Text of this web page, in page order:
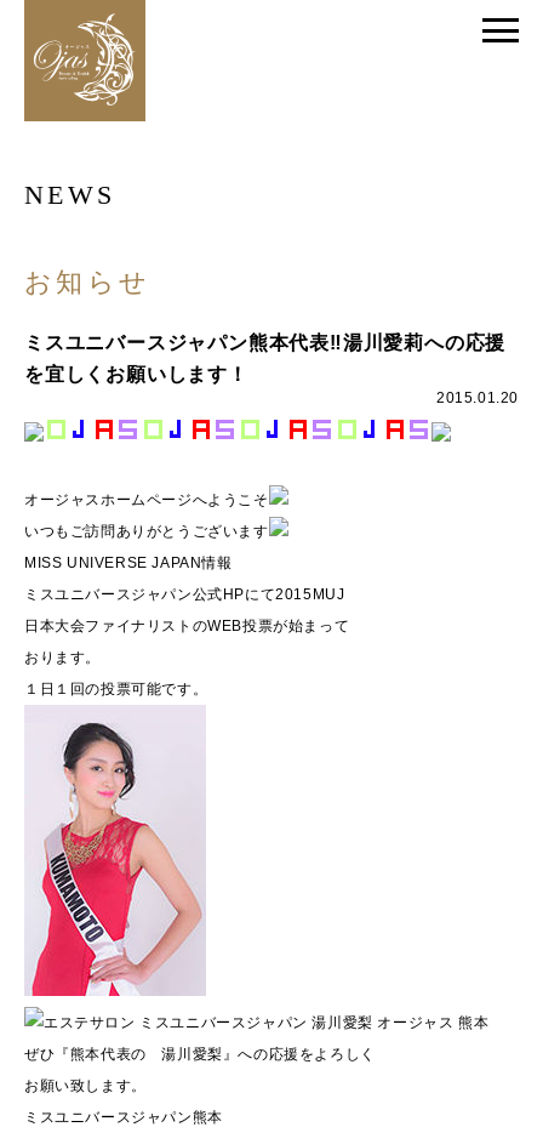
NEWS
お知らせ
ミスユニバースジャパン熊本代表‼️湯川愛莉への応援
を宜しくお願いします！
2015.01.20
オージャスホームページへようこそ
いつもご訪問ありがとうございます
MISS UNIVERSE JAPAN情報
ミスユニバースジャパン公式HPにて2015MUJ
日本大会ファイナリストのWEB投票が始まって
おります。
１日１回の投票可能です。
ぜひ『熊本代表の 湯川愛梨』への応援をよろしく
お願い致します。
ミスユニバースジャパン熊本